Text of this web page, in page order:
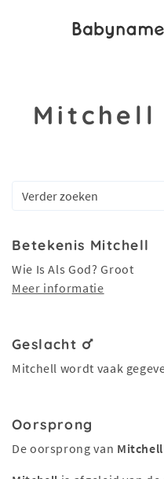
Mitchell
Betekenis Mitchell
Wie Is Als God? Groot
Meer informatie
Geslacht
Mitchell wordt vaak
Oorsprong
De oorsprong van Mitchell